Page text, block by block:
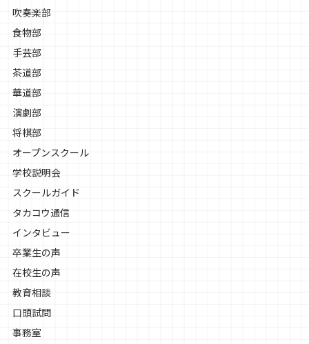
吹奏楽部
食物部
手芸部
茶道部
華道部
演劇部
将棋部
オープンスクール
学校説明会
スクールガイド
タカコウ通信
インタビュー
卒業生の声
在校生の声
教育相談
口頭試問
事務室